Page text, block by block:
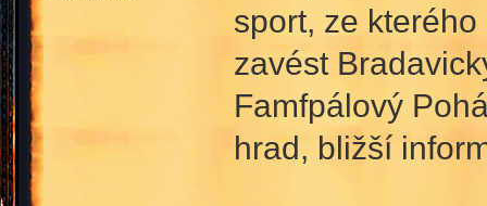
sport, ze
zavést
Famfpálový
hrad, bližší